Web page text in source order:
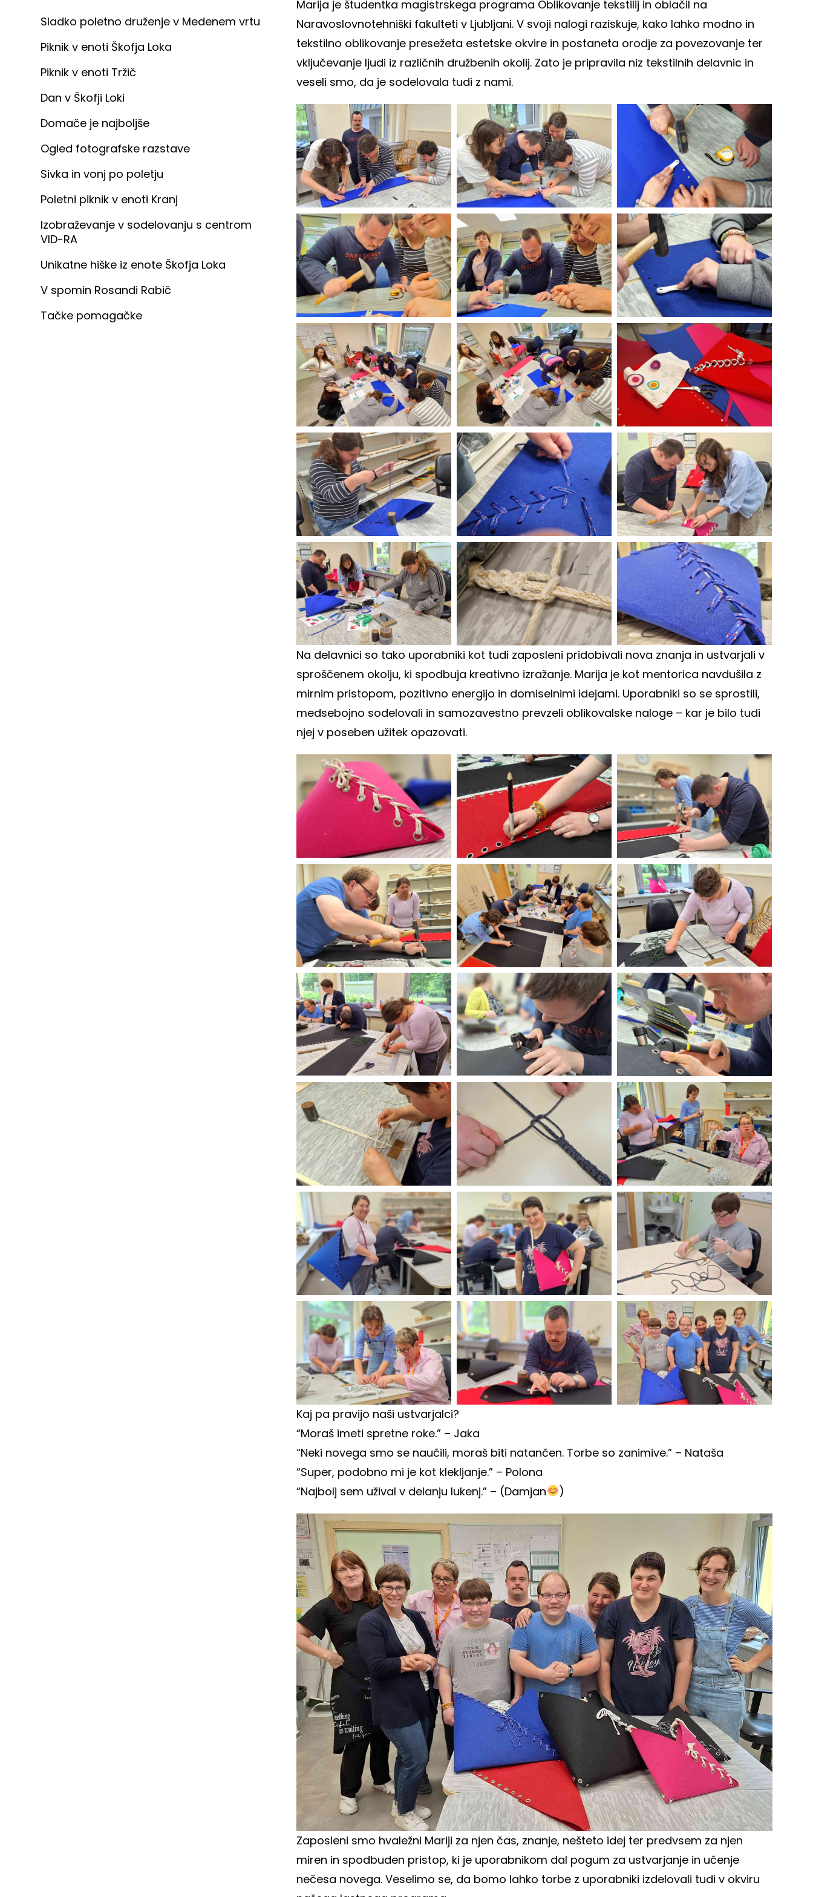
Sladko poletno druženje v Medenem vrtu
Piknik v enoti Škofja Loka
Piknik v enoti Tržič
Dan v Škofji Loki
Domače je najboljše
Ogled fotografske razstave
Sivka in vonj po poletju
Poletni piknik v enoti Kranj
Izobraževanje v sodelovanju s centrom
VID-RA
Unikatne hiške iz enote Škofja Loka
V spomin Rosandi Rabič
Tačke pomagačke
Marija je študentka magistrskega programa Oblikovanje tekstilij in oblačil na
Naravoslovnotehniški fakulteti v Ljubljani. V svoji nalogi raziskuje, kako lahko modno in
tekstilno oblikovanje presežeta estetske okvire in postaneta orodje za povezovanje ter
vključevanje ljudi iz različnih družbenih okolij. Zato je pripravila niz tekstilnih delavnic in
veseli smo, da je sodelovala tudi z nami.
Na delavnici so tako uporabniki kot tudi zaposleni pridobivali nova znanja in ustvarjali v
sproščenem okolju, ki spodbuja kreativno izražanje. Marija je kot mentorica navdušila z
mirnim pristopom, pozitivno energijo in domiselnimi idejami. Uporabniki so se sprostili,
medsebojno sodelovali in samozavestno prevzeli oblikovalske naloge – kar je bilo tudi
njej v poseben užitek opazovati.
Kaj pa pravijo naši ustvarjalci?
“Moraš imeti spretne roke.” – Jaka
“Neki novega smo se naučili, moraš biti natančen. Torbe so zanimive.” – Nataša
“Super, podobno mi je kot klekljanje.” – Polona
“Najbolj sem užival v delanju lukenj.” – (Damjan
)
Zaposleni smo hvaležni Mariji za njen čas, znanje, nešteto idej ter predvsem za njen
miren in spodbuden pristop, ki je uporabnikom dal pogum za ustvarjanje in učenje
nečesa novega. Veselimo se, da bomo lahko torbe z uporabniki izdelovali tudi v okviru